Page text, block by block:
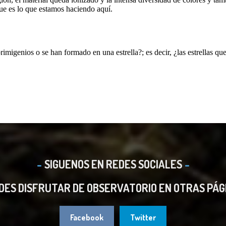
SIGUENOS EN REDES SOCIALES
DISFRUTAR DE OBSERVATORIO EN OTRAS
Facebook Twitter